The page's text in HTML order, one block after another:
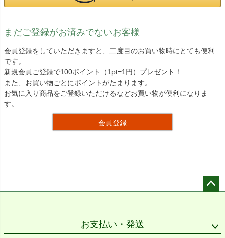
まだご登録がお済みでないお客様
会員登録をしていただきますと、二度目のお買い物時にとても便利
です。
新規会員ご登録で100ポイント（1pt=1円）プレゼント！
また、お買い物ごとにポイントがたまります。
お気に入り商品をご登録いただけるなどお買い物が便利になりま
す。
会員登録
お支払い・発送